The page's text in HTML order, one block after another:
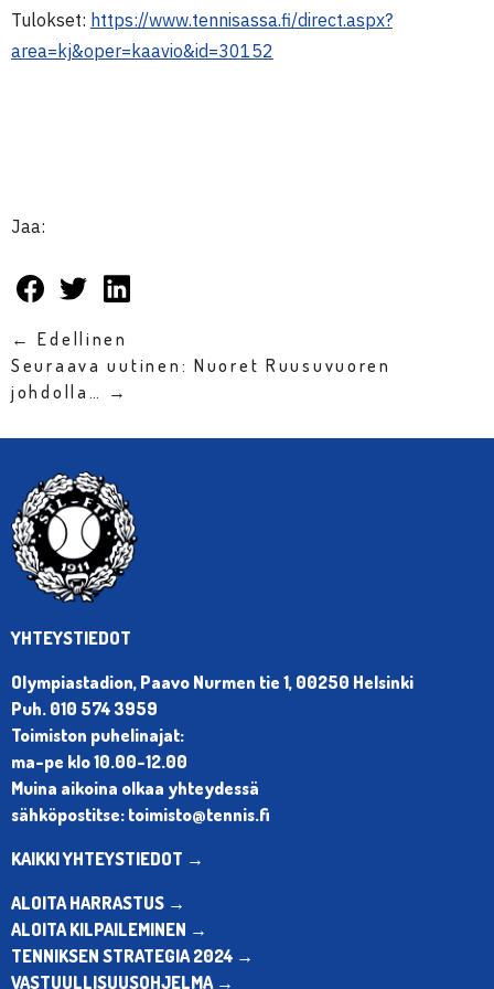
Tulokset: https://www.tennisassa.fi/direct.aspx?
area=kj&oper=kaavio&id=30152
Jaa:
← Edellinen
Seuraava uutinen: Nuoret Ruusuvuoren
johdolla… →
YHTEYSTIEDOT
Olympiastadion, Paavo Nurmen tie 1, 00250 Helsinki
Puh. 010 574 3959
Toimiston puhelinajat:
ma-pe klo 10.00-12.00
Muina aikoina olkaa yhteydessä
sähköpostitse: toimisto@tennis.fi
KAIKKI YHTEYSTIEDOT →
ALOITA HARRASTUS →
ALOITA KILPAILEMINEN →
TENNIKSEN STRATEGIA 2024 →
VASTUULLISUUSOHJELMA →